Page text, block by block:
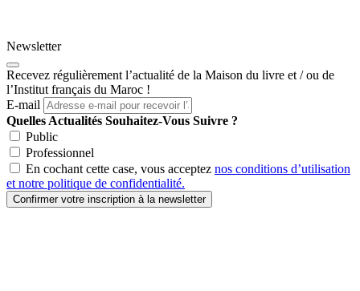
Newsletter
Recevez régulièrement l’actualité de la Maison du livre et / ou de
l’Institut français du Maroc !
E-mail
Quelles Actualités Souhaitez-Vous Suivre ?
Public
Professionnel
En cochant cette case, vous acceptez nos conditions d’utilisation
et notre politique de confidentialité.
Confirmer votre inscription à la newsletter